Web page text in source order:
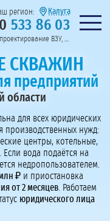
на связи с 9:00 до 19:00
Перезвоните мне!
регион: Калуга
533 86 03 Нужна
ГидроСервис - лицензирование, бурение скважин, проектирование ВЗУ, системы водоподготовки
СКВАЖИН
предприятий
области
для всех юридических
нужд:
центры, котельные,
вода подаётся на
недропользователем.
₽и приостановка
от 2 месяцев. Работаем
юридического лица